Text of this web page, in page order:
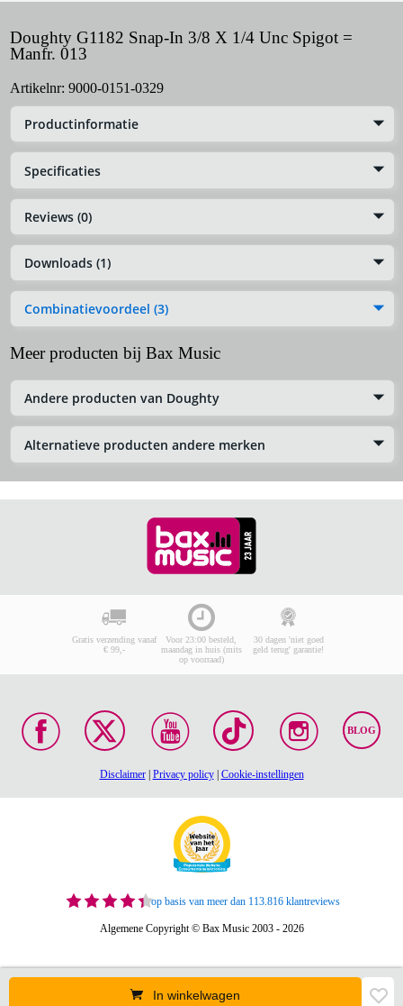
Doughty G1182 Snap-In 3/8 X 1/4 Unc Spigot =
Manfr. 013
Artikelnr: 9000-0151-0329
Productinformatie
Specificaties
Reviews (0)
Downloads (1)
Combinatievoordeel (3)
Meer producten bij Bax Music
Andere producten van Doughty
Alternatieve producten andere merken
In winkelwagen
Gratis verzending vanaf
€ 99,-
Voor 23:00 besteld,
maandag in huis (mits
op voorraad)
30 dagen 'niet goed
geld terug' garantie!
BLOG
Disclaimer| Privacy policy| Cookie-instellingen
op basis van meer dan 113.816 klantreviews
Algemene Copyright © Bax Music 2003 - 2026